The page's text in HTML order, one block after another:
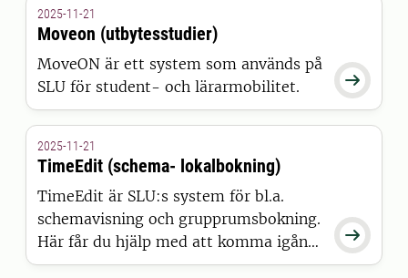

2025-11-21
Moveon (utbytesstudier)
MoveON är ett system som används på
SLU för student- och lärarmobilitet.

2025-11-21
TimeEdit (schema- lokalbokning)
TimeEdit är SLU:s system för bl.a.
schemavisning och grupprumsbokning.
Här får du hjälp med att komma igång
med systemet.